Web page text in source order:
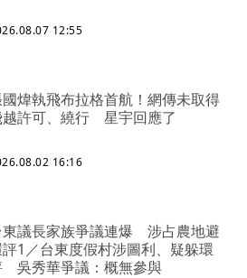
12:55
煒執飛布拉格首航！網傳未取得
許可、繞行 星宇回應了
16:16
東議長家族爭議連爆 涉占農地避
1／台東度假村涉圖利、疑躲環
吳秀華爭議：概無參與